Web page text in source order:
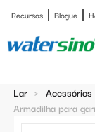
Recursos Blogue
Lar > Acessórios
Armadilha para